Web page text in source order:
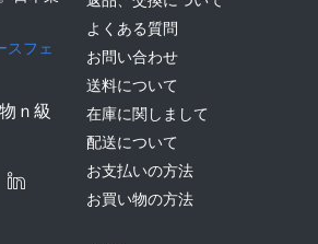
スフェ
ｎ級
よくある質問
お問い合わせ
送料について
在庫に関しまして
配送について
お支払いの方法
お買い物の方法